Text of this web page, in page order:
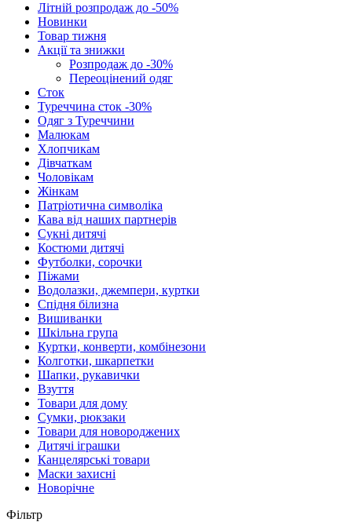
Літній розпродаж до -50%
Новинки
Товар тижня
Акції та знижки
Розпродаж до -30%
Переоцінений одяг
Сток
Туреччина сток -30%
Одяг з Туреччини
Малюкам
Хлопчикам
Дівчаткам
Чоловікам
Жінкам
Патріотична символіка
Кава від наших партнерів
Сукні дитячі
Костюми дитячі
Футболки, сорочки
Піжами
Водолазки, джемпери, куртки
Спідня білизна
Вишиванки
Шкільна група
Куртки, конверти, комбінезони
Колготки, шкарпетки
Шапки, рукавички
Взуття
Товари для дому
Сумки, рюкзаки
Товари для новороджених
Дитячі іграшки
Канцелярські товари
Маски захисні
Новорічне
Фільтр